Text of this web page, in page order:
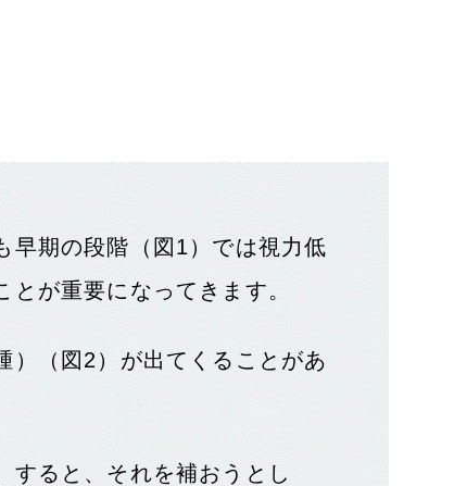
早期の段階（図1）では視力低
とが重要になってきます。
）（図2）が出てくることがあ
すると、それを補おうとし